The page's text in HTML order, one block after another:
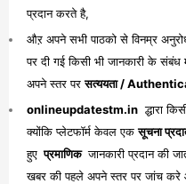
प्रदान करते है,
औऱ अपने सभी पाठको से विनम्र
पर दी गई किसी भी जानकारी के
अपने स्तर परसत्ययता /
onlineupdatestm.in द्धारा
क्योंकि प्लेटफॉर्म केवल एकसूचना
हुए प्रमाणिक जानकारी प्रदान की
खबर की पहले अपने स्तर पर जांच करे